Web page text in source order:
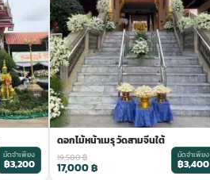
มัดจำเพียง
฿3,200
ดอกไม้หน้าเมรุ วัดสามจีนใต้
19,500฿
17,000฿
มัดจำเพียง
฿3,400